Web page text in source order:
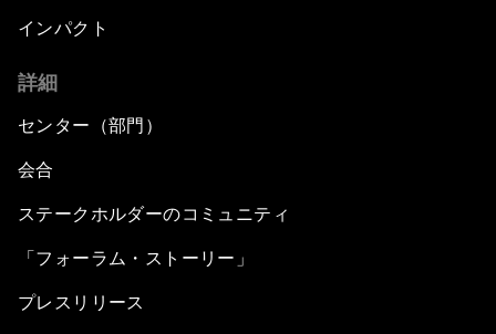
インパクト
詳細
センター（部門）
会合
ステークホルダーのコミュニティ
「フォーラム・ストーリー」
プレスリリース